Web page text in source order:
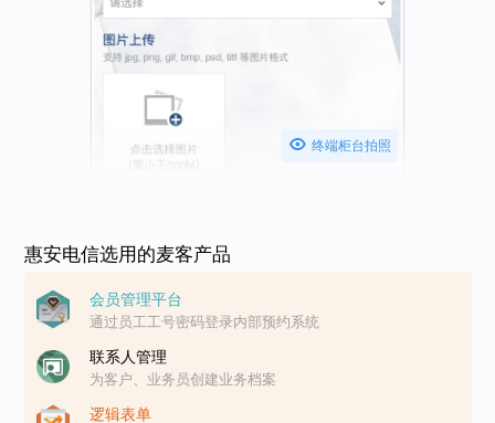
 终端柜台拍照
惠安电信选用的麦客产品
会员管理平台
通过员工工号密码登录内部预约系统
联系人管理
为客户、业务员创建业务档案
逻辑表单